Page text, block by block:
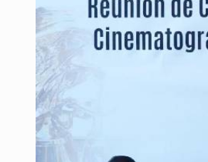
Ya hay
Vecinos
Buscan
La